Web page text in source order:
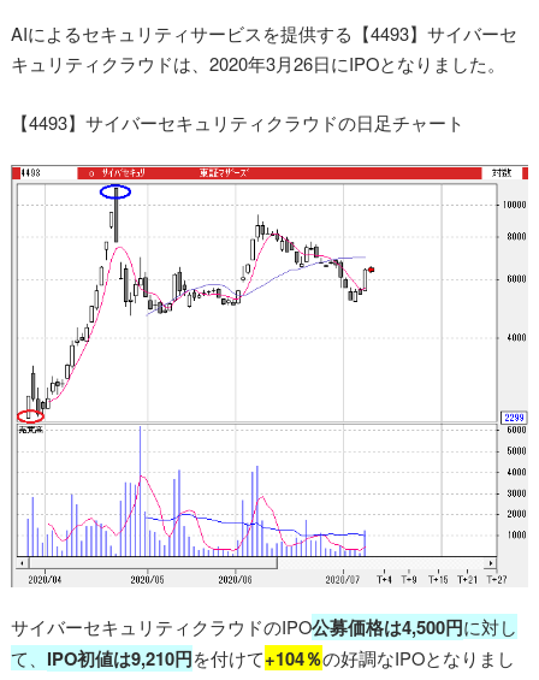
AIによるセキュリティサービスを提供する【4493】サイバーセ
キュリティクラウドは、2020年3月26日にIPOとなりました。
【4493】サイバーセキュリティクラウドの日足チャート
サイバーセキュリティクラウドのIPO公募価格は4,500円に対し
て、 IPO初値は9,210円を付けて+104％の好調なIPOとなりまし